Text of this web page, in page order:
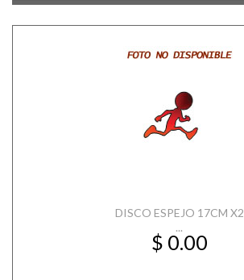
DISCO ESPEJO 17CM X2
...
$ 0.00